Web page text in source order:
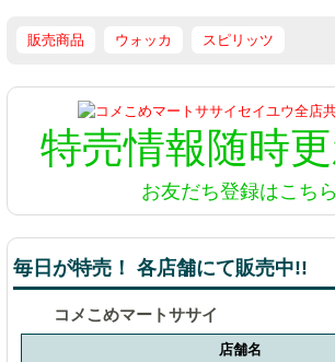
販売商品 ウォッカ スピリッツ
特売情報随時
お友だち登録はこちら
毎日が特売！ 各店舗にて販売中!!
コメこめマートササイ
店舗名